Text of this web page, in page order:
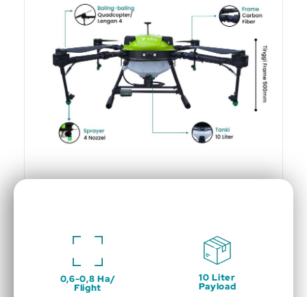
0,6-0,8 Ha/
Flight
10 Liter
Payload